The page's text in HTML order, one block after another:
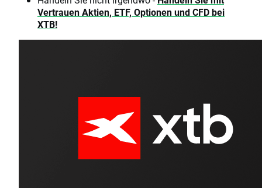
Vertrauen Aktien, ETF, Optionen und CFD bei
XTB!